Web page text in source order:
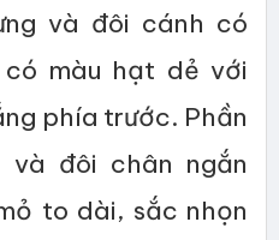
và đôi cánh có
màu hạt dẻ với
phía trước. Phần
và đôi chân ngắn
to dài, sắc nhọn